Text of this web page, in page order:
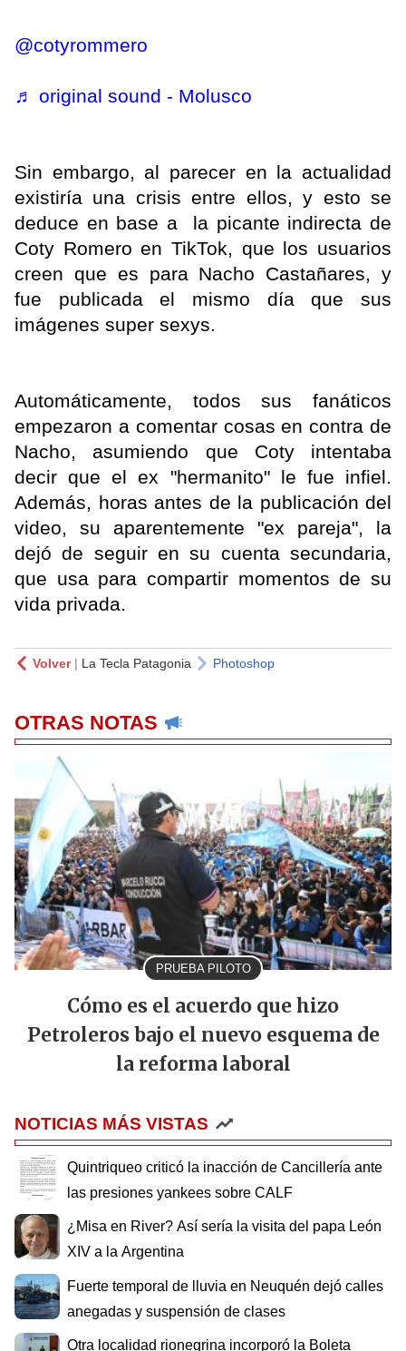
@cotyrommero
♬ original sound - Molusco
Sin embargo, al parecer en la actualidad
existiría una crisis entre ellos, y esto se
deduce en base a la picante indirecta de
Coty Romero en TikTok, que los usuarios
creen que es para Nacho Castañares, y
fue publicada el mismo día que sus
imágenes super sexys.
Automáticamente, todos sus fanáticos
empezaron a comentar cosas en contra de
Nacho, asumiendo que Coty intentaba
decir que el ex "hermanito" le fue infiel.
Además, horas antes de la publicación del
video, su aparentemente "ex pareja", la
dejó de seguir en su cuenta secundaria,
que usa para compartir momentos de su
vida privada.
Volver| La Tecla Patagonia Photoshop
OTRAS NOTAS
PRUEBA PILOTO
Cómo es el acuerdo que hizo
Petroleros bajo el nuevo esquema de
la reforma laboral
NOTICIAS MÁS VISTAS
Quintriqueo criticó la inacción de Cancillería ante
las presiones yankees sobre CALF
¿Misa en River? Así sería la visita del papa León
XIV a la Argentina
Fuerte temporal de lluvia en Neuquén dejó calles
anegadas y suspensión de clases
Otra localidad rionegrina incorporó la Boleta